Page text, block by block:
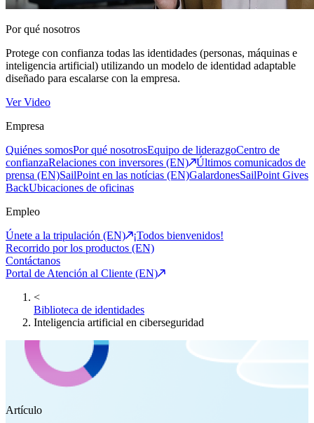
Por qué nosotros
Protege con confianza todas las identidades (personas, máquinas e
inteligencia artificial) utilizando un modelo de identidad adaptable
diseñado para escalarse con la empresa.
Ver Video
Empresa
Quiénes somosPor qué nosotrosEquipo de liderazgoCentro de
confianzaRelaciones con inversores (EN)
Últimos comunicados de
prensa (EN)SailPoint en las notícias (EN)GalardonesSailPoint Gives
BackUbicaciones de oficinas
Empleo
Únete a la tripulación (EN)
¡Todos bienvenidos!
Recorrido por los productos (EN)
Contáctanos
Portal de Atención al Cliente (EN)
<
Biblioteca de identidades
Inteligencia artificial en ciberseguridad
Artículo